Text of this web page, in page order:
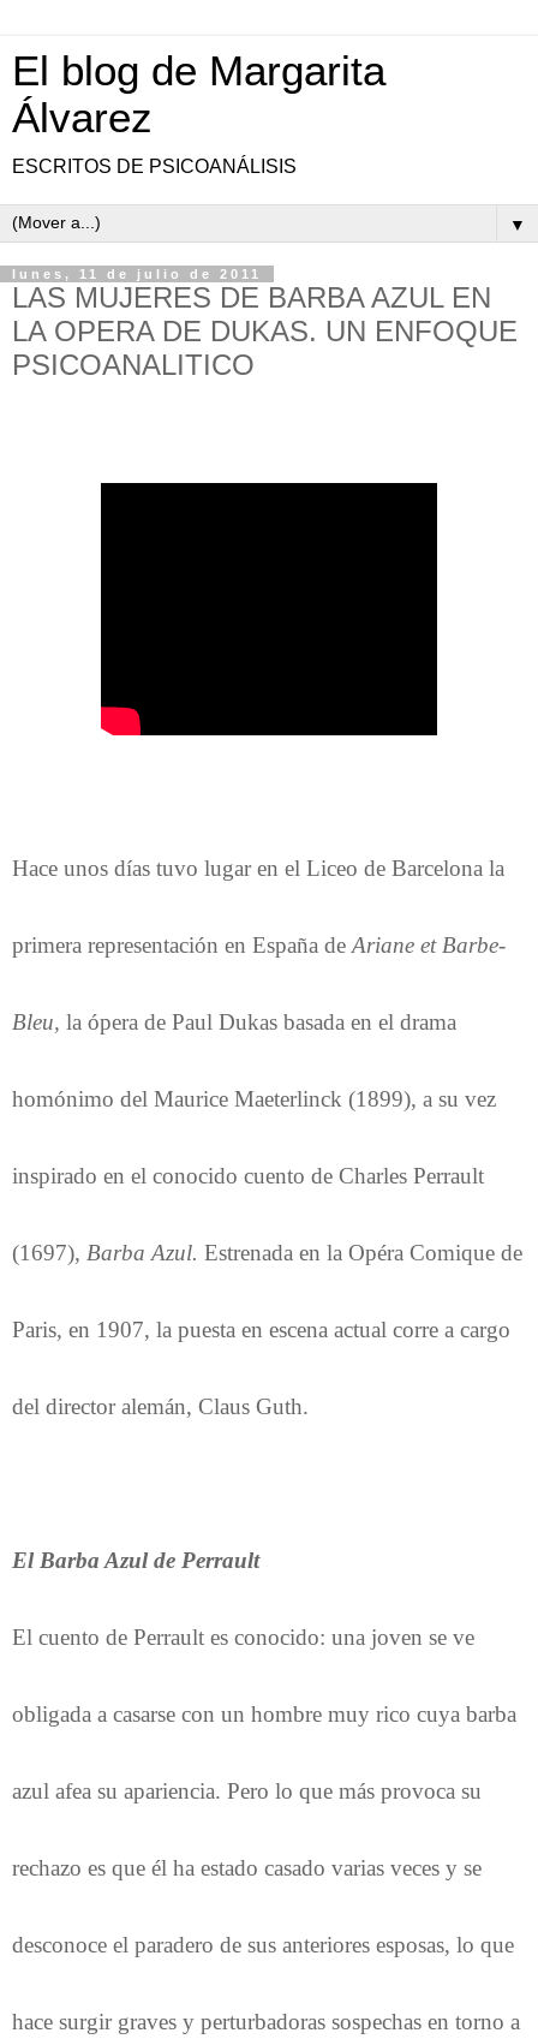
El blog de Margarita
Álvarez
ESCRITOS DE PSICOANÁLISIS
▼
lunes, 11 de julio de 2011
LAS MUJERES DE BARBA AZUL EN
LA OPERA DE DUKAS. UN ENFOQUE
PSICOANALITICO
Hace unos días tuvo lugar en el Liceo de Barcelona la
primera representación en España de Ariane et Barbe-
Bleu, la ópera de Paul Dukas basada en el drama
homónimo del Maurice Maeterlinck (1899), a su vez
inspirado en el conocido cuento de Charles Perrault
(1697), Barba Azul. Estrenada en la Opéra Comique de
Paris, en 1907, la puesta en escena actual corre a cargo
del director alemán, Claus Guth.
El Barba Azul de Perrault
El cuento de Perrault es conocido: una joven se ve
obligada a casarse con un hombre muy rico cuya barba
azul afea su apariencia. Pero lo que más provoca su
rechazo es que él ha estado casado varias veces y se
desconoce el paradero de sus anteriores esposas, lo que
hace surgir graves y perturbadoras sospechas en torno a